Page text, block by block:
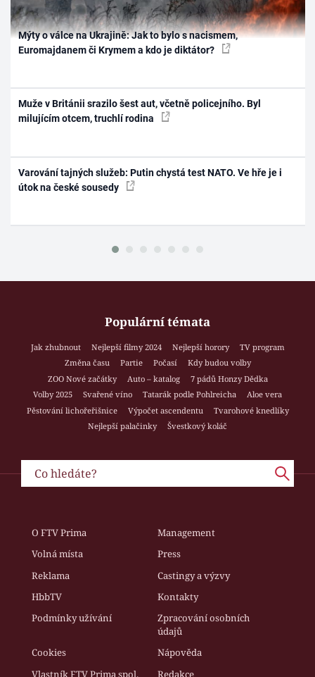
Mýty o válce na Ukrajině: Jak to bylo s nacismem,
Euromajdanem či Krymem a kdo je diktátor?
Muže v Británii srazilo šest aut, včetně policejního. Byl
milujícím otcem, truchlí rodina
Varování tajných služeb: Putin chystá test NATO. Ve hře je i
útok na české sousedy
Populární témata
Jak zhubnout Nejlepší filmy 2024 Nejlepší horory
TV program
Změna času
Partie Počasí
Kdy budou volby
ZOO Nové začátky
Auto – katalog
7 pádů Honzy Dědka
Volby 2025
Svařené víno Tatarák podle Pohlreicha
Aloe vera
Pěstování lichořeřišnice
Výpočet ascendentu
Tvarohové knedlíky
Nejlepší palačinky
Švestkový koláč
O FTV Prima
Management
Volná místa
Press
Reklama
Castingy a výzvy
HbbTV
Kontakty
Podmínky užívání
Zpracování osobních
údajů
Cookies
Nápověda
Vlastník FTV Prima spol.
Redakce